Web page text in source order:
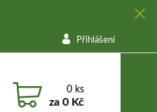
Přihlášení
0 ks
za0 Kč